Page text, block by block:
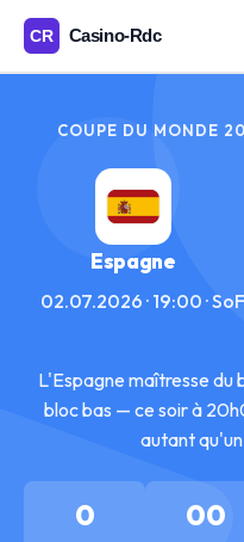
COUPE DU MONDE
Espagne
02.07.2026 · 19:00 ·
L'Espagne maîtresse du
bloc bas — ce soir à
autant qu'un
0 00